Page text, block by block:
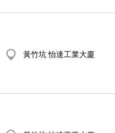
黃竹坑 怡達工業大廈